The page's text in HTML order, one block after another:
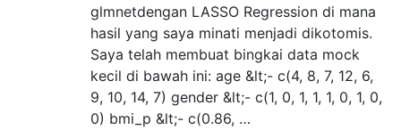
glmnetdengan LASSO Regression di mana
hasil yang saya minati menjadi dikotomis.
Saya telah membuat bingkai data mock
kecil di bawah ini: age &lt;- c(4, 8, 7, 12, 6,
9, 10, 14, 7) gender &lt;- c(1, 0, 1, 1, 1, 0, 1, 0,
0) bmi_p &lt;- c(0.86, …